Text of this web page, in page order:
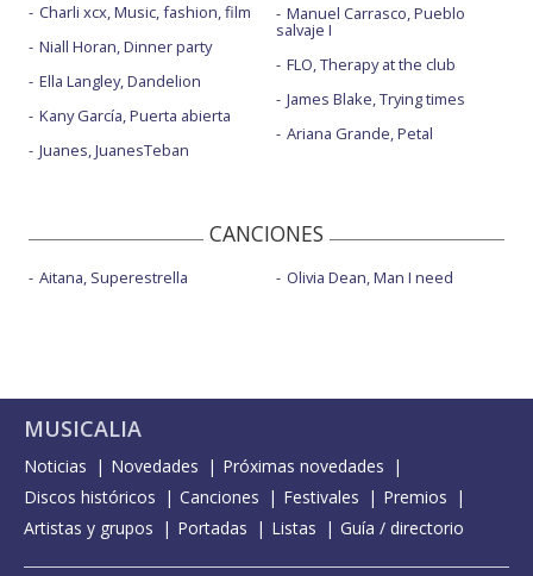
Charli xcx, Music, fashion, film
Niall Horan, Dinner party
Ella Langley, Dandelion
Kany García, Puerta abierta
Juanes, JuanesTeban
Manuel Carrasco, Pueblo
salvaje I
FLO, Therapy at the club
James Blake, Trying times
Ariana Grande, Petal
CANCIONES
Aitana, Superestrella Olivia Dean, Man I need
MUSICALIA
Noticias Novedades
Próximas novedades
Discos históricos
Canciones Festivales
Premios
Artistas y grupos
Portadas Listas Guía / directorio